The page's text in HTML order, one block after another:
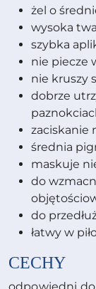
żel o
wysoka
szybka
nie piecze
nie kruszy
dobrze
zaciskanie
średnia
maskuje
do
do
łatwy w
CECHY